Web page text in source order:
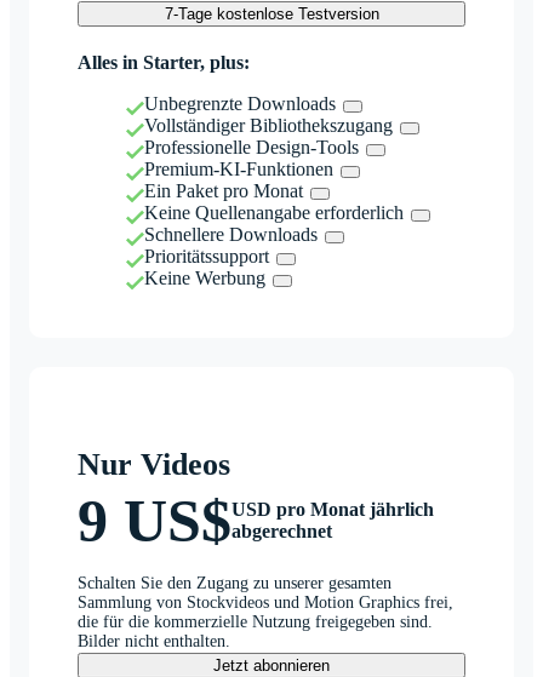
7-Tage kostenlose Testversion
Alles in Starter, plus:
Unbegrenzte Downloads
Vollständiger Bibliothekszugang
Professionelle Design-Tools
Premium-KI-Funktionen
Ein Paket pro Monat
Keine Quellenangabe erforderlich
Schnellere Downloads
Prioritätssupport
Keine Werbung
Nur Videos
9 US$USD pro Monat jährlich
abgerechnet
Schalten Sie den Zugang zu unserer gesamten
Sammlung von Stockvideos und Motion Graphics frei,
die für die kommerzielle Nutzung freigegeben sind.
Bilder nicht enthalten.
Jetzt abonnieren